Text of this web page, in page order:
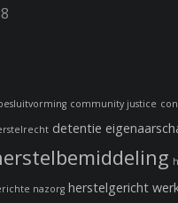
community justice
detentie
nazorg herstelgericht